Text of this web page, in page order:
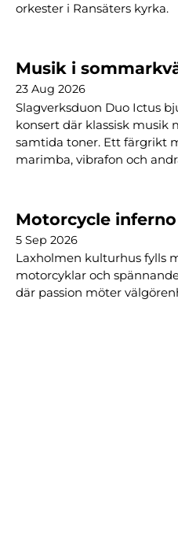
orkester i Ransäters kyrka.
Musik i
23 Aug 2026
Slagverksduon Duo Ictus
konsert där klassisk musik
samtida toner. Ett färgrikt
marimba, vibrafon och
Motorcycle
5 Sep 2026
Laxholmen kulturhus fylls
motorcyklar och
där passion möter